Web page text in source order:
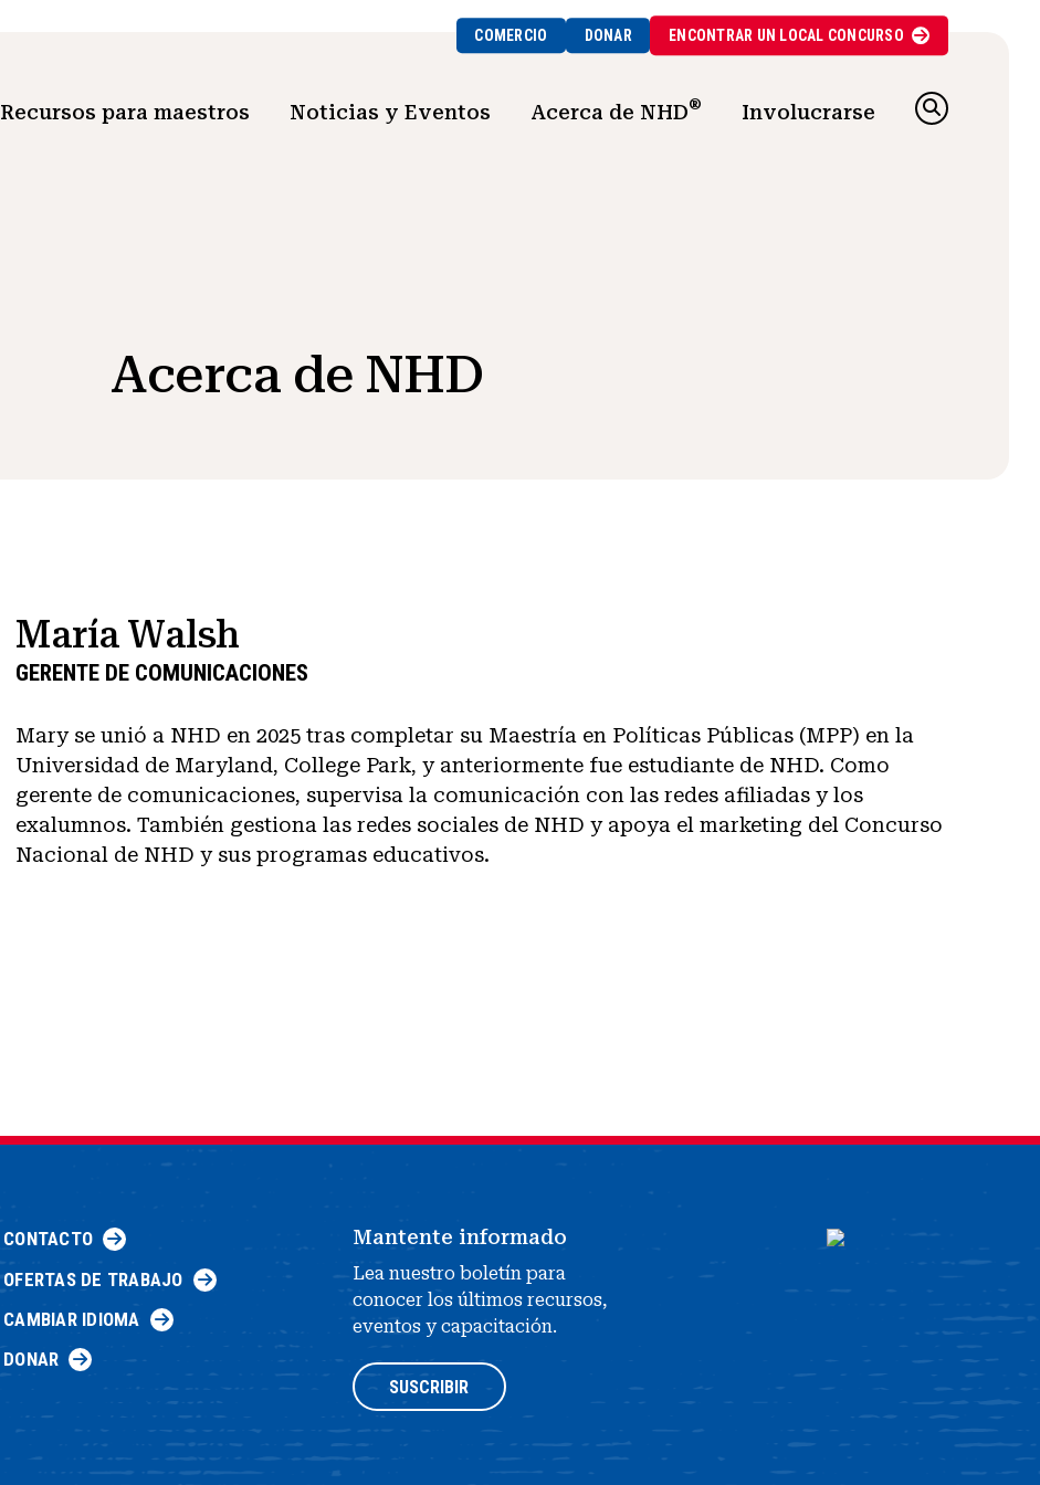
COMERCIO DONAR ENCONTRAR UN LOCAL CONCURSO
Recursos para maestros Noticias y Eventos Acerca de NHD® Involucrarse
Acerca de NHD
María Walsh
GERENTE DE COMUNICACIONES
Mary se unió a NHD en 2025 tras completar su Maestría en Políticas Públicas (MPP) en la
Universidad de Maryland, College Park, y anteriormente fue estudiante de NHD. Como
gerente de comunicaciones, supervisa la comunicación con las redes afiliadas y los
exalumnos. También gestiona las redes sociales de NHD y apoya el marketing del Concurso
Nacional de NHD y sus programas educativos.
CONTACTO
OFERTAS DE TRABAJO
CAMBIAR IDIOMA
DONAR
Mantente informado
Lea nuestro boletín para
conocer los últimos recursos,
eventos y capacitación.
SUSCRIBIR